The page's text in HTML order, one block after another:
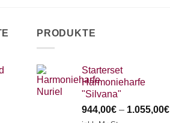
PRODUKTE
Starterset
Harmonieharfe
"Silvana"
944,00€ – 1.055,00€